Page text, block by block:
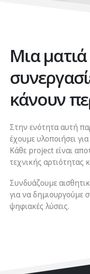
Μια ματιά
κάνουν
Στην ενότητα αυτή
έχουμε υλοποιήσει
Κάθε project είναι
τεχνικής αρτιότητας
Συνδυάζουμε
για να δημιουργούμε
ψηφιακές λύσεις.